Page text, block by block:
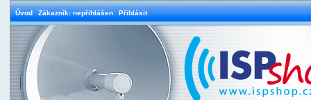
Úvod Zákazník: nepřihlášen Přihlásit